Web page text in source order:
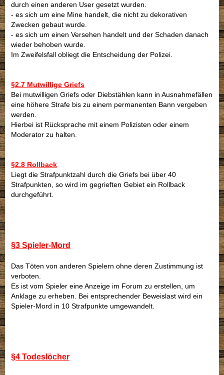
durch einen anderen User gesetzt wurden.
- es sich um eine Mine handelt, die nicht zu dekorativen
Zwecken gebaut wurde.
- es sich um einen Versehen handelt und der Schaden danach
wieder behoben wurde.
Im Zweifelsfall obliegt die Entscheidung der Polizei.
§2.7 Mutwillige Griefs
Bei mutwilligen Griefs oder Diebstählen kann in Ausnahmefällen
eine höhere Strafe bis zu einem permanenten Bann vergeben
werden.
Hierbei ist Rücksprache mit einem Polizisten oder einem
Moderator zu halten.
§2.8 Rollback
Liegt die Strafpunktzahl durch die Griefs bei über 40
Strafpunkten, so wird im gegrieften Gebiet ein Rollback
durchgeführt.
§3 Spieler-Mord
Das Töten von anderen Spielern ohne deren Zustimmung ist
verboten.
Es ist vom Spieler eine Anzeige im Forum zu erstellen, um
Anklage zu erheben. Bei entsprechender Beweislast wird ein
Spieler-Mord in 10 Strafpunkte umgewandelt.
§4 Todeslöcher